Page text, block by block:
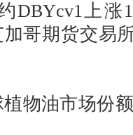
上涨
加哥期货交易
油市场份额